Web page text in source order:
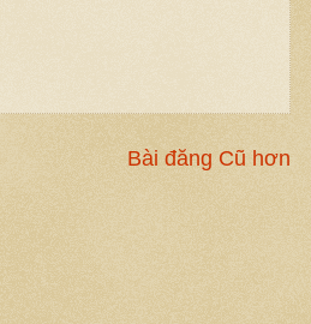
Bài đăng Cũ hơn